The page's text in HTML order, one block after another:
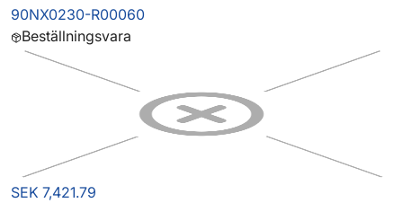
90NX0230-R00060
Beställningsvara
SEK 7,421.79